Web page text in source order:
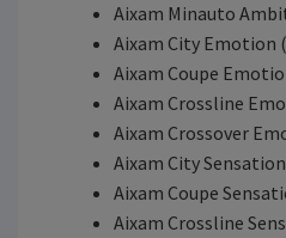
Aixam Minauto
Aixam City Emotion
Aixam Coupe
Aixam Crossline
Aixam Crossover
Aixam City Sensation
Aixam Coupe
Aixam Crossline